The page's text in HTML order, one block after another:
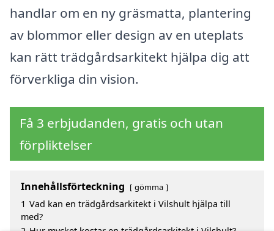
handlar om en ny gräsmatta, plantering
av blommor eller design av en uteplats
kan rätt trädgårdsarkitekt hjälpa dig att
förverkliga din vision.
Få 3 erbjudanden, gratis och utan
förpliktelser
Innehållsförteckning gömma
1 Vad kan en trädgårdsarkitekt i Vilshult hjälpa till
med?